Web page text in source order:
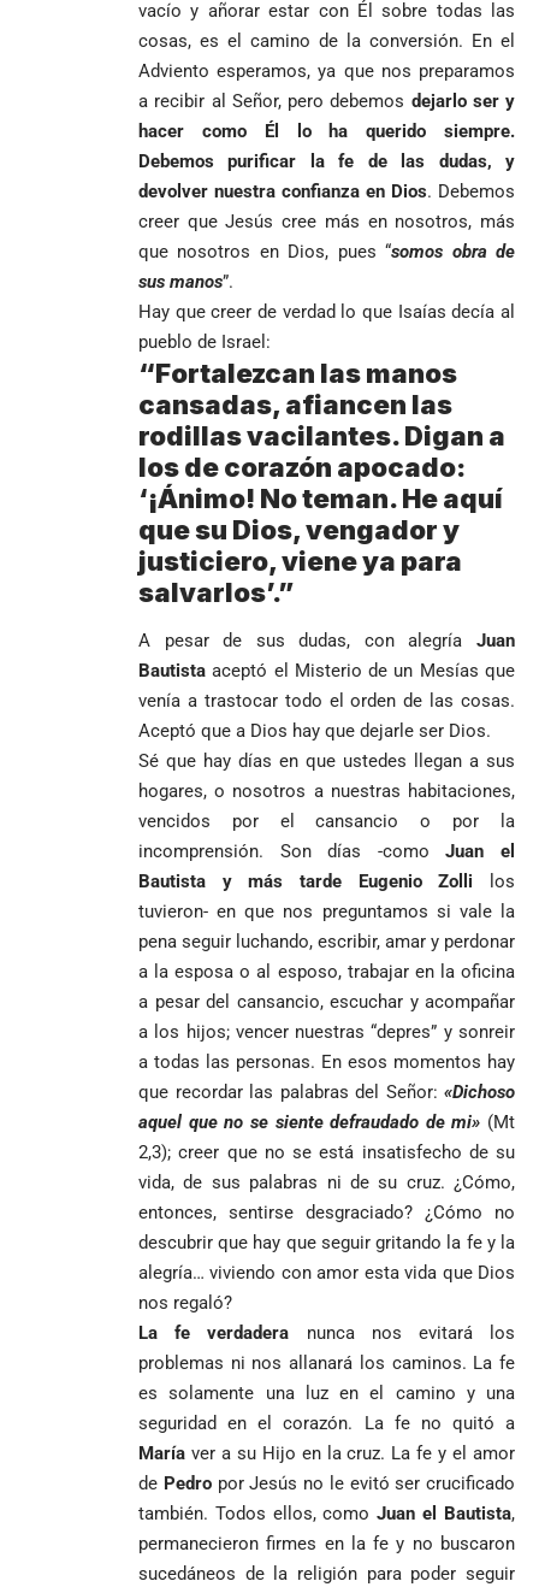
vacío y añorar estar con Él sobre todas las
cosas, es el camino de la conversión. En el
Adviento esperamos, ya que nos preparamos
a recibir al Señor, pero debemos dejarlo ser y
hacer como Él lo ha querido siempre.
Debemos purificar la fe de las dudas, y
devolver nuestra confianza en Dios. Debemos
creer que Jesús cree más en nosotros, más
que nosotros en Dios, pues “somos obra de
sus manos”.
Hay que creer de verdad lo que Isaías decía al
pueblo de Israel:
“Fortalezcan las manos
cansadas, afiancen las
rodillas vacilantes. Digan a
los de corazón apocado:
‘¡Ánimo! No teman. He aquí
que su Dios, vengador y
justiciero, viene ya para
salvarlos’.”
A pesar de sus dudas, con alegría Juan
Bautistaaceptó el Misterio de un Mesías que
venía a trastocar todo el orden de las cosas.
Aceptó que a Dios hay que dejarle ser Dios.
Sé que hay días en que ustedes llegan a sus
hogares, o nosotros a nuestras habitaciones,
vencidos por el cansancio o por la
incomprensión. Son días -comoJuan el
Bautista y más tarde Eugenio Zolli
los
tuvieron- en que nos preguntamos si vale la
pena seguir luchando, escribir, amar y perdonar
a la esposa o al esposo, trabajar en la oficina
a pesar del cansancio, escuchar y acompañar
a los hijos; vencer nuestras “depres” y sonreir
a todas las personas. En esos momentos hay
que recordar las palabras del Señor: «Dichoso
aquel que no se siente defraudado de mi» (Mt
2,3); creer que no se está insatisfecho de su
vida, de sus palabras ni de su cruz. ¿Cómo,
entonces, sentirse desgraciado? ¿Cómo no
descubrir que hay que seguir gritando la fe y la
alegría… viviendo con amor esta vida que Dios
nos regaló?
La fe verdadera nunca nos evitará los
problemas ni nos allanará los caminos. La fe
es solamente una luz en el camino y una
seguridad en el corazón. La fe no quitó a
María ver a su Hijo en la cruz. La fe y el amor
de Pedro por Jesús no le evitó ser crucificado
también. Todos ellos, comoJuan el Bautista,
permanecieron firmes en la fe y no buscaron
sucedáneos de la religión para poder seguir